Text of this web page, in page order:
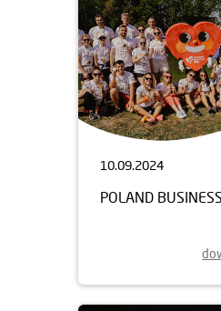
10.09.2024
POLAND